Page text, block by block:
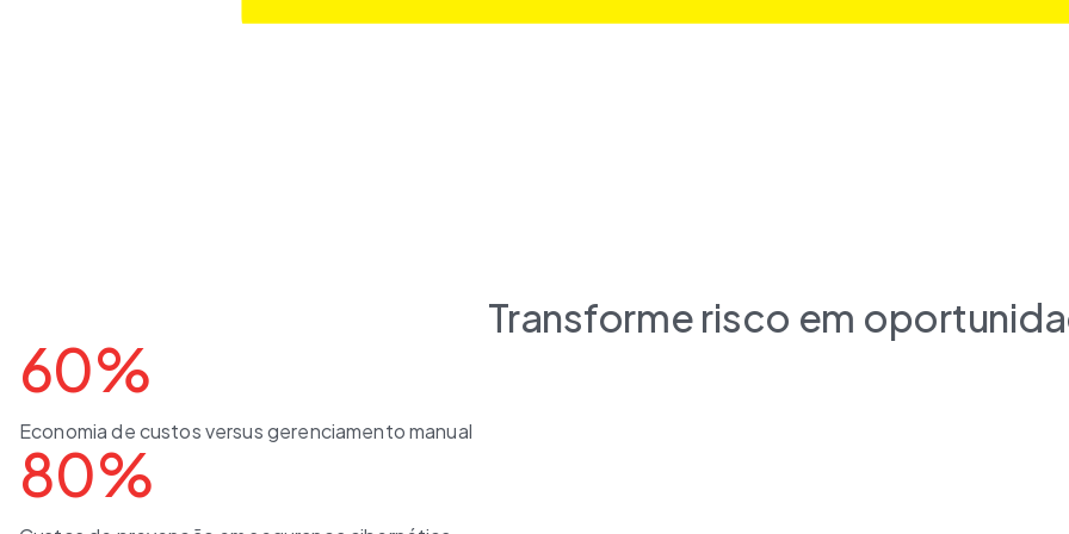
Transforme risco em
60%
Economia de custos versus gerenciamento manual
80%